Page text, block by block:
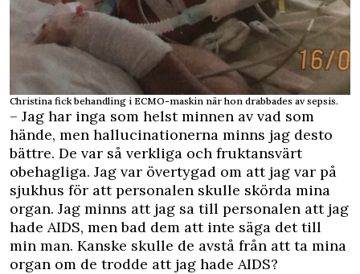
Christina fick behandling i ECMO-maskin när hon drabbades av sepsis.
– Jag har inga som helst minnen av vad som
hände, men hallucinationerna minns jag desto
bättre. De var så verkliga och fruktansvärt
obehagliga. Jag var övertygad om att jag var på
sjukhus för att personalen skulle skörda mina
organ. Jag minns att jag sa till personalen att jag
hade AIDS, men bad dem att inte säga det till
min man. Kanske skulle de avstå från att ta mina
organ om de trodde att jag hade AIDS?